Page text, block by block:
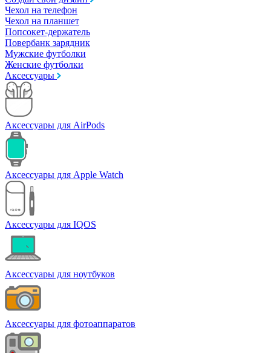
Чехол на телефон
Чехол на планшет
Попсокет-держатель
Повербанк зарядник
Мужские футболки
Женские футболки
Аксессуары
Аксессуары для AirPods
Аксессуары для Apple Watch
Аксессуары для IQOS
Аксессуары для ноутбуков
Аксессуары для фотоаппаратов